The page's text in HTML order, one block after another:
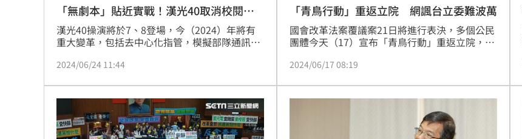
「無劇本」貼近實戰！漢光40取消校閱展
示
漢光40操演將於7、8登場，今（2024）年將有
重大變革，包括去中心化指管，模擬部隊通訊出
戰部隊也不再擔任紅軍，強化夜間訓練，戰車或
方改變，專家也強調這對戰力提升有很大幫助。
2024/06/24 11:44
「青鳥行動」重返立院 網諷台立委難波萬
國會改革法案覆議案21日將進行表決，多個公民
團體今天（17）宣布「青鳥行動」重返立院，將
台灣民主價值。網友嘲諷國會擴權叫改革，「照
上最大改革」。
2024/06/17 08:19